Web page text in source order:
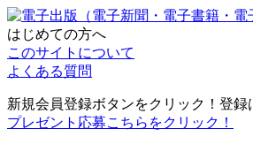
はじめての方へ
このサイトについて
よくある質問
新規会員登録ボタンをクリック！登録
プレゼント応募こちらをクリック！